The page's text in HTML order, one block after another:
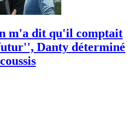
m'a dit qu'il comptait
Danty déterminé